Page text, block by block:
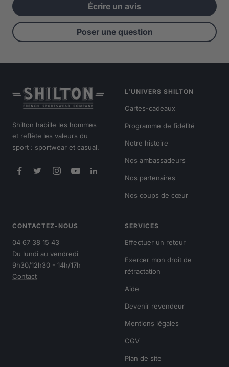
Écrire un avis
Poser une question
Shilton habille les hommes
et reflète les valeurs du
sport : sportwear et casual.
L’UNIVERS SHILTON
Cartes-cadeaux
Programme de fidélité
Notre histoire
Nos ambassadeurs
Nos partenaires
Nos coups de cœur
CONTACTEZ-NOUS
04 67 38 15 43
Du lundi au vendredi
9h30/12h30 - 14h/17h
Contact
SERVICES
Effectuer un retour
Exercer mon droit de
rétractation
Aide
Devenir revendeur
Mentions légales
CGV
Plan de site